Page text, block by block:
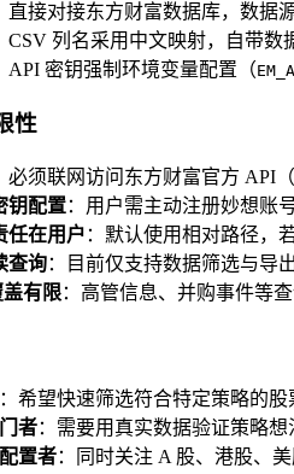
直接对接东方财富数据库，数据
CSV 列名采用中文映射，自带数
API 密钥强制环境变量配置（
性
必须联网访问东方财富官方 API（
钥配置：用户需主动注册妙想账
任在用户 ：默认使用相对路径，
查询：目前仅支持数据筛选与导
有限：高管信息、并购事件等
：希望快速筛选符合特定策略的
者：需要用真实数据验证策略
置者：同时关注 A 股、港股、